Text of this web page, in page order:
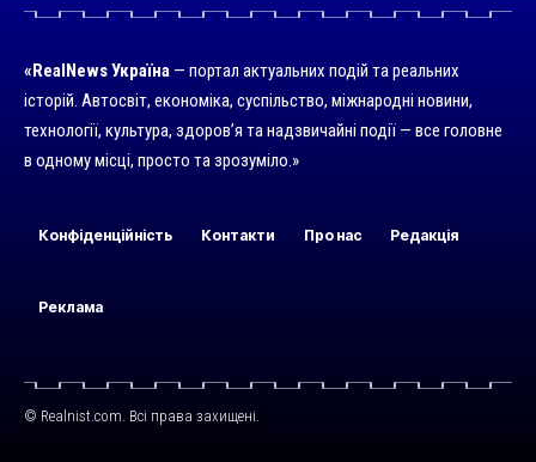
«RealNews Україна — портал актуальних подій та реальних
історій. Автосвіт, економіка, суспільство, міжнародні новини,
технології, культура, здоров’я та надзвичайні події — все головне
в одному місці, просто та зрозуміло.»
Конфіденційність Контакти Про нас Редакція
Реклама
© Realnist.com. Всі права захищені.